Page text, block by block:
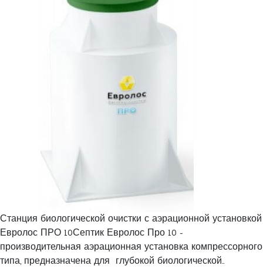
Станция биологической очистки с аэрационной установкой
Евролос ПРО 10Септик Евролос Про 10 -
производительная аэрационная установка компрессорного
типа, предназначена для глубокой биологической..